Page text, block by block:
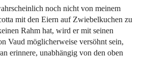
noch nicht von meinem
mit den Eiern auf Zwiebelkuchen zu
Rahm hat, wird er mit seinen
Vaud möglicherweise versöhnt sein,
erinnere, unabhängig von den oben